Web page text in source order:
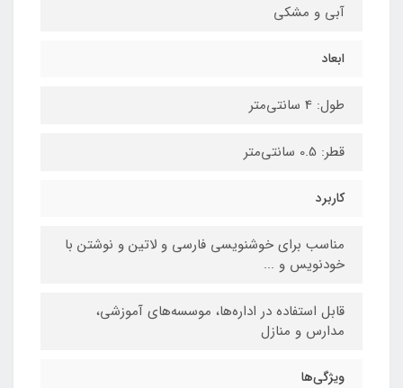
آبی و مشکی
ابعاد
طول: 4 سانتی‌متر
قطر: 0.5 سانتی‌متر
کاربرد
مناسب برای خوشنویسی فارسی و لاتین و نوشتن با
خودنویس و ...
قابل استفاده در اداره‌ها، موسسه‌های آموزشی،
مدارس و منازل
ویژگی‌ها